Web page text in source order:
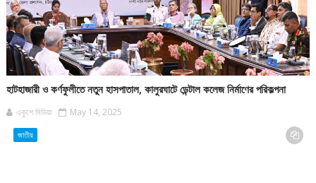
হাটহাজারী ও কর্ণফুলীতে নতুন হাসপাতাল, কালুরঘাটে ডেন্টাল কলেজ নির্মাণের পরিকল্পনা
একুশে মিডিয়া May 14, 2025
জাতীয়